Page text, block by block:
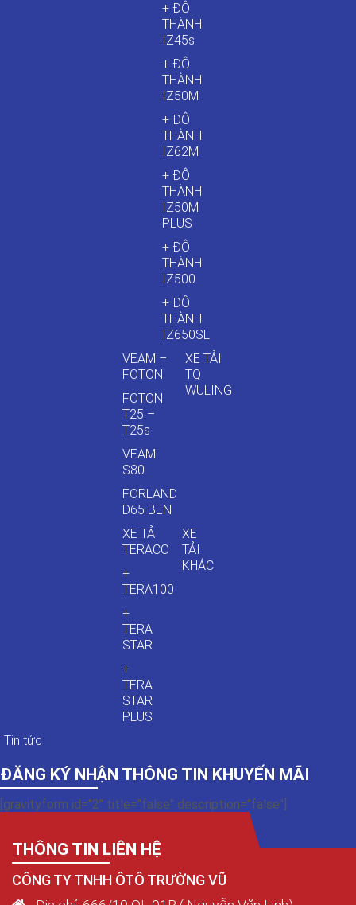
+ ĐÔ
THÀNH
IZ45s
+ ĐÔ
THÀNH
IZ50M
+ ĐÔ
THÀNH
IZ62M
+ ĐÔ
THÀNH
IZ50M
PLUS
+ ĐÔ
THÀNH
IZ500
+ ĐÔ
THÀNH
IZ650SL
VEAM –
FOTON
FOTON
T25 –
T25s
VEAM
S80
FORLAND
D65 BEN
XE TẢI
TQ
WULING
XE TẢI
TERACO
+
TERA100
+
TERA
STAR
+
TERA
STAR
PLUS
XE
TẢI
KHÁC
Tin tức
ĐĂNG KÝ NHẬN THÔNG TIN KHUYẾN MÃI
[gravityform id="2" title="false" description="false"]
THÔNG TIN LIÊN HỆ
CÔNG TY TNHH ÔTÔ TRƯỜNG VŨ